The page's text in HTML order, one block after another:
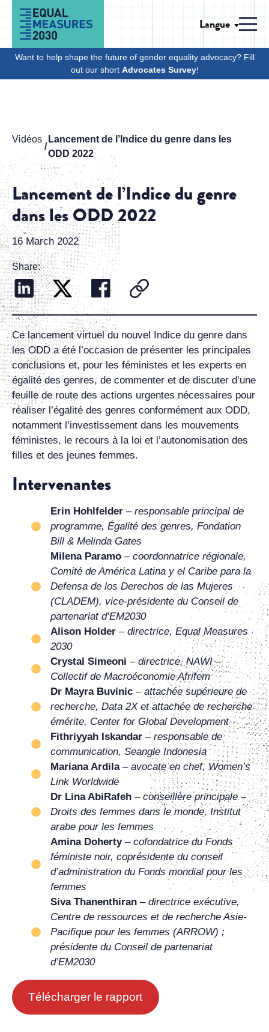
Skip to Content
Langue
Want to help shape the future of gender equality advocacy? Fill
out our short Advocates Survey!
Vidéos Lancement de l’Indice du genre dans les
ODD 2022
Lancement de l’Indice du genre
dans les ODD 2022
16 March 2022
Share:
Ce lancement virtuel du nouvel Indice du genre dans
les ODD a été l’occasion de présenter les principales
conclusions et, pour les féministes et les experts en
égalité des genres, de commenter et de discuter d’une
feuille de route des actions urgentes nécessaires pour
réaliser l’égalité des genres conformément aux ODD,
notamment l’investissement dans les mouvements
féministes, le recours à la loi et l’autonomisation des
filles et des jeunes femmes.
Intervenantes
Erin Hohlfelder – responsable principal de
programme, Égalité des genres, Fondation
Bill & Melinda Gates
Milena Paramo – coordonnatrice régionale,
Comité de América Latina y el Caribe para la
Defensa de los Derechos de las Mujeres
(CLADEM), vice-présidente du Conseil de
partenariat d’EM2030
Alison Holder – directrice, Equal Measures
2030
Crystal Simeoni – directrice, NAWI –
Collectif de Macroéconomie Afrifem
Dr Mayra Buvinic – attachée supérieure de
recherche, Data 2X et attachée de recherche
émérite, Center for Global Development
Fithriyyah Iskandar – responsable de
communication, Seangle Indonesia
Mariana Ardila– avocate en chef, Women’s
Link Worldwide
Dr Lina AbiRafeh – conseillère principale –
Droits des femmes dans le monde, Institut
arabe pour les femmes
Amina Doherty– cofondatrice du Fonds
féministe noir, coprésidente du conseil
d’administration du Fonds mondial pour les
femmes
Siva Thanenthiran – directrice exécutive,
Centre de ressources et de recherche Asie-
Pacifique pour les femmes (ARROW) ;
présidente du Conseil de partenariat
d’EM2030
Télécharger le rapport